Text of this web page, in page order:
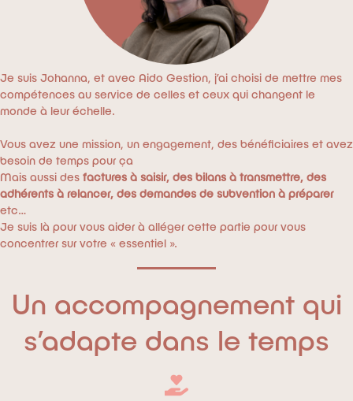
Je suis Johanna, et avec Aido Gestion, j’ai choisi de mettre mes
compétences au service de celles et ceux qui changent le
monde à leur échelle.
Vous avez une mission, un engagement, des bénéficiaires et avez
besoin de temps pour ça
Mais aussi des factures à saisir, des bilans à transmettre, des
adhérents à relancer, des demandes de subvention à préparer
etc…
Je suis là pour vous aider à alléger cette partie pour vous
concentrer sur votre « essentiel ».
Un accompagnement qui
s’adapte dans le temps